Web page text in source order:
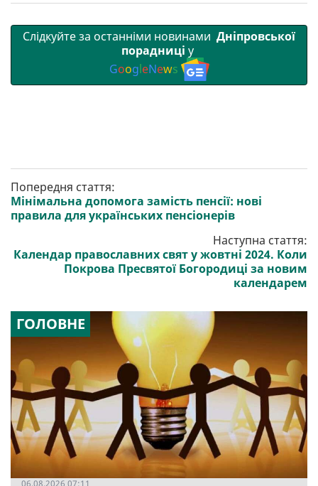
Слідкуйте за останніми новинами Дніпровської
порадниці у
GoogleNews
Попередня стаття:
Мінімальна допомога замість пенсії: нові
правила для українських пенсіонерів
Наступна стаття:
Календар православних свят у жовтні 2024. Коли
Покрова Пресвятої Богородиці за новим
календарем
ГОЛОВНЕ